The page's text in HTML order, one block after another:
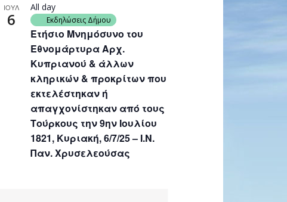
ΙΟΥΛ
6
Ετήσιο Μνημόσυνο του
Εθνομάρτυρα Αρχ.
Κυπριανού & άλλων
κληρικών & προκρίτων που
εκτελέστηκαν ή
απαγχονίστηκαν από τους
Τούρκους την 9ην Ιουλίου
1821, Κυριακή, 6/7/25 – Ι.Ν.
Παν. Χρυσελεούσας
All day
Εκδηλώσεις Δήμου